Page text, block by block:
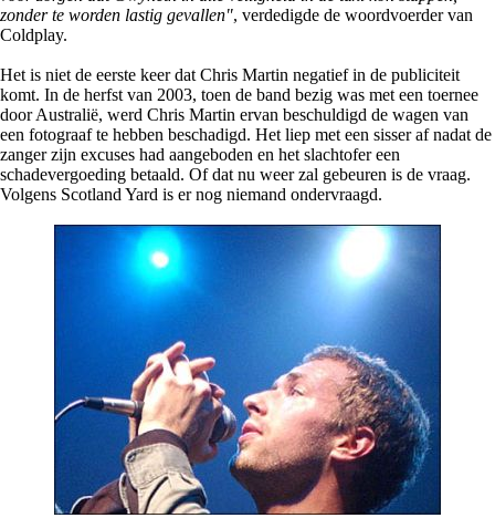
zonder te worden lastig gevallen", verdedigde de woordvoerder van
Coldplay.
Het is niet de eerste keer dat Chris Martin negatief in de publiciteit
komt. In de herfst van 2003, toen de band bezig was met een toernee
door Australië, werd Chris Martin ervan beschuldigd de wagen van
een fotograaf te hebben beschadigd. Het liep met een sisser af nadat de
zanger zijn excuses had aangeboden en het slachtofer een
schadevergoeding betaald. Of dat nu weer zal gebeuren is de vraag.
Volgens Scotland Yard is er nog niemand ondervraagd.